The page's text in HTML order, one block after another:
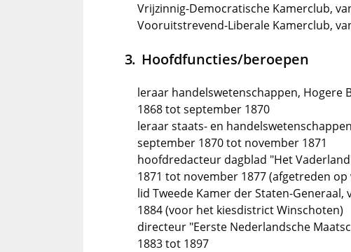
Vrijzinnig-Democratische Kamerclub,
Vooruitstrevend-Liberale Kamerclub,
Hoofdfuncties/beroepen
leraar handelswetenschappen, Hogere
1868 tot september 1870
leraar staats- en
september 1870 tot november 1871
hoofdredacteur dagblad "Het
1871 tot november 1877 (afgetreden
lid Tweede Kamer der Staten-
1884 (voor het kiesdistrict Winschoten)
directeur "Eerste Nederlandsche
1883 tot 1897